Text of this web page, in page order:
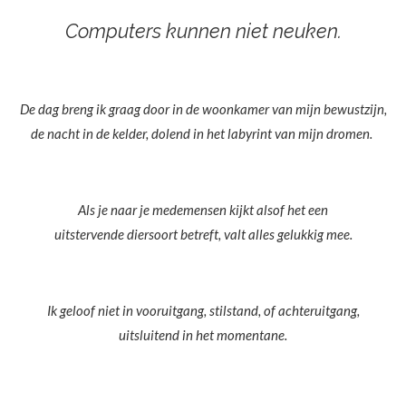
Computers kunnen niet neuken.
De dag breng ik graag door in de woonkamer van mijn bewustzijn,
de nacht in de kelder, dolend in het labyrint van mijn dromen.
Als je naar je medemensen kijkt alsof het een
uitstervende diersoort betreft, valt alles gelukkig mee.
Ik geloof niet in vooruitgang, stilstand, of achteruitgang,
uitsluitend in het momentane.